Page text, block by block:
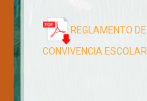
REGLAMENTO DE
CONVIVENCIA ESCOLAR